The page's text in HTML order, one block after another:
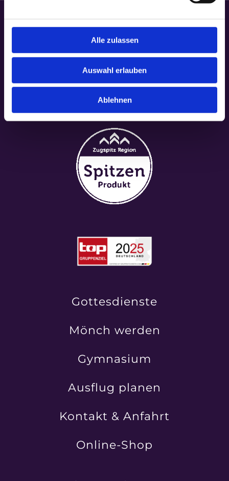
Alle zulassen
Auswahl erlauben
Ablehnen
Gottesdienste
Mönch werden
Gymnasium
Ausflug planen
Kontakt & Anfahrt
Online-Shop